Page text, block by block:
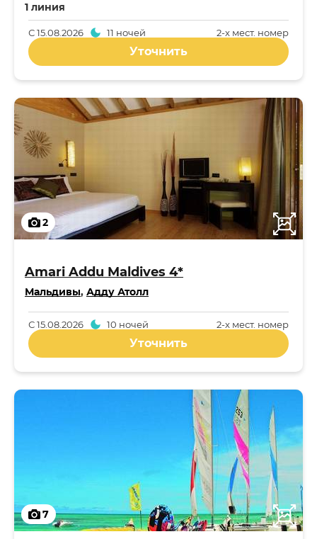
1 линия
2-x мест. номер
С15.08.2026 11 ночей
Уточнить
2
Amari Addu Maldives 4*
Мальдивы, Адду Атолл
2-x мест. номер
С15.08.2026 10 ночей
Уточнить
7